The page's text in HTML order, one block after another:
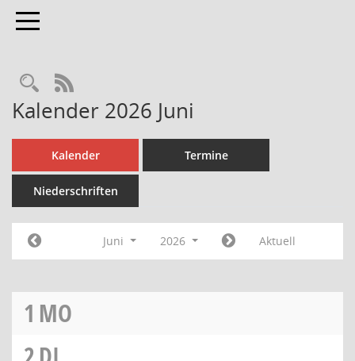
Toggle navigation
Rechercheauswahl
RSS-Feed
Kalender 2026 Juni
Kalender Termine
Niederschriften
Juni 2026 Aktuell
1 MO